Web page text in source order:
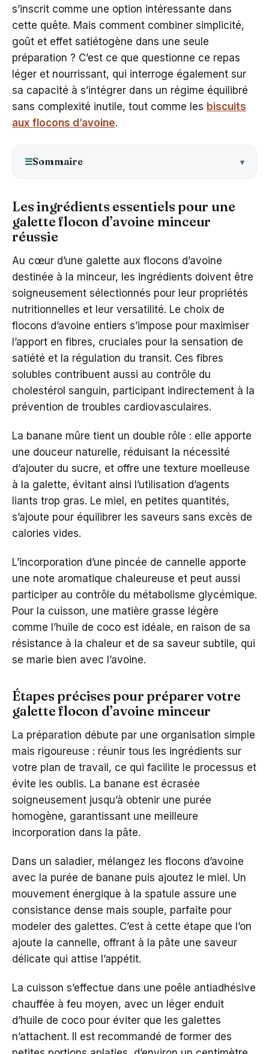
s’inscrit comme une option intéressante dans
cette quête. Mais comment combiner simplicité,
goût et effet satiétogène dans une seule
préparation ? C’est ce que questionne ce repas
léger et nourrissant, qui interroge également sur
sa capacité à s’intégrer dans un régime équilibré
sans complexité inutile, tout comme les biscuits
aux flocons d’avoine.
☰Sommaire
Les ingrédients essentiels pour une
galette flocon d’avoine minceur
réussie
Au cœur d’une galette aux flocons d’avoine
destinée à la minceur, les ingrédients doivent être
soigneusement sélectionnés pour leur propriétés
nutritionnelles et leur versatilité. Le choix de
flocons d’avoine entiers s’impose pour maximiser
l’apport en fibres, cruciales pour la sensation de
satiété et la régulation du transit. Ces fibres
solubles contribuent aussi au contrôle du
cholestérol sanguin, participant indirectement à la
prévention de troubles cardiovasculaires.
La banane mûre tient un double rôle : elle apporte
une douceur naturelle, réduisant la nécessité
d’ajouter du sucre, et offre une texture moelleuse
à la galette, évitant ainsi l’utilisation d’agents
liants trop gras. Le miel, en petites quantités,
s’ajoute pour équilibrer les saveurs sans excès de
calories vides.
L’incorporation d’une pincée de cannelle apporte
une note aromatique chaleureuse et peut aussi
participer au contrôle du métabolisme glycémique.
Pour la cuisson, une matière grasse légère
comme l’huile de coco est idéale, en raison de sa
résistance à la chaleur et de sa saveur subtile, qui
se marie bien avec l’avoine.
Étapes précises pour préparer votre
galette flocon d’avoine minceur
La préparation débute par une organisation simple
mais rigoureuse : réunir tous les ingrédients sur
votre plan de travail, ce qui facilite le processus et
évite les oublis. La banane est écrasée
soigneusement jusqu’à obtenir une purée
homogène, garantissant une meilleure
incorporation dans la pâte.
Dans un saladier, mélangez les flocons d’avoine
avec la purée de banane puis ajoutez le miel. Un
mouvement énergique à la spatule assure une
consistance dense mais souple, parfaite pour
modeler des galettes. C’est à cette étape que l’on
ajoute la cannelle, offrant à la pâte une saveur
délicate qui attise l’appétit.
La cuisson s’effectue dans une poêle antiadhésive
chauffée à feu moyen, avec un léger enduit
d’huile de coco pour éviter que les galettes
n’attachent. Il est recommandé de former des